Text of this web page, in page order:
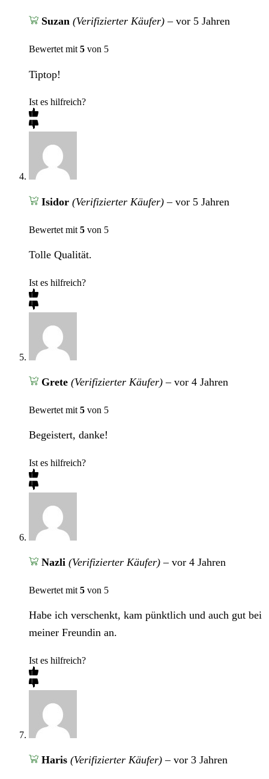
Suzan (Verifizierter Käufer) – vor 5 Jahren
Bewertet mit 5 von 5
Tiptop!
Ist es hilfreich?
Isidor (Verifizierter Käufer) – vor 5 Jahren
Bewertet mit 5 von 5
Tolle Qualität.
Ist es hilfreich?
Grete (Verifizierter Käufer) – vor 4 Jahren
Bewertet mit 5 von 5
Begeistert, danke!
Ist es hilfreich?
Nazli (Verifizierter Käufer) – vor 4 Jahren
Bewertet mit 5 von 5
Habe ich verschenkt, kam pünktlich und auch gut bei
meiner Freundin an.
Ist es hilfreich?
Haris (Verifizierter Käufer) – vor 3 Jahren